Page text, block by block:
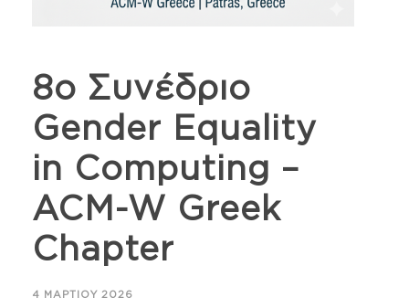
8ο Συνέδριο
Gender Equality
in Computing –
ACM-W Greek
Chapter
4 ΜΑΡΤΊΟΥ 2026